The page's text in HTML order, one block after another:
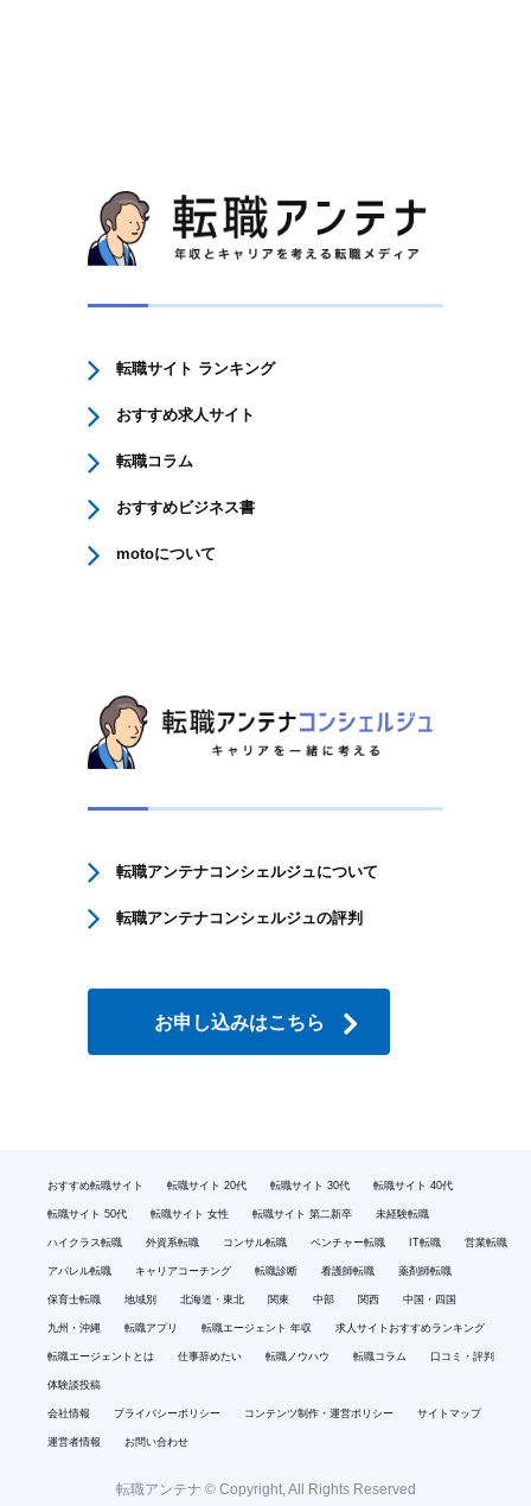
転職サイト ランキング
おすすめ求人サイト
転職コラム
おすすめビジネス書
motoについて
転職アンテナコンシェルジュについて
転職アンテナコンシェルジュの評判
お申し込みはこちら
おすすめ転職サイト 転職サイト 20代 転職サイト 30代 転職サイト 40代
転職サイト 50代 転職サイト 女性 転職サイト 第二新卒 未経験転職
ハイクラス転職 外資系転職 コンサル転職 ベンチャー転職 IT転職 営業転職
アパレル転職 キャリアコーチング 転職診断 看護師転職 薬剤師転職
保育士転職 地域別 北海道・東北 関東 中部 関西 中国・四国
九州・沖縄 転職アプリ 転職エージェント 年収 求人サイトおすすめランキング
転職エージェントとは 仕事辞めたい 転職ノウハウ 転職コラム 口コミ・評判
体験談投稿
会社情報 プライバシーポリシー コンテンツ制作・運営ポリシー サイトマップ
運営者情報 お問い合わせ
転職アンテナ © Copyright, All Rights Reserved